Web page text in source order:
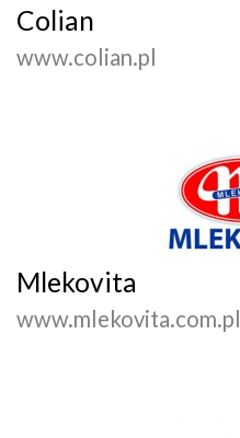
Colian
www.colian.pl
Mlekovita
www.mlekovita.com.pl